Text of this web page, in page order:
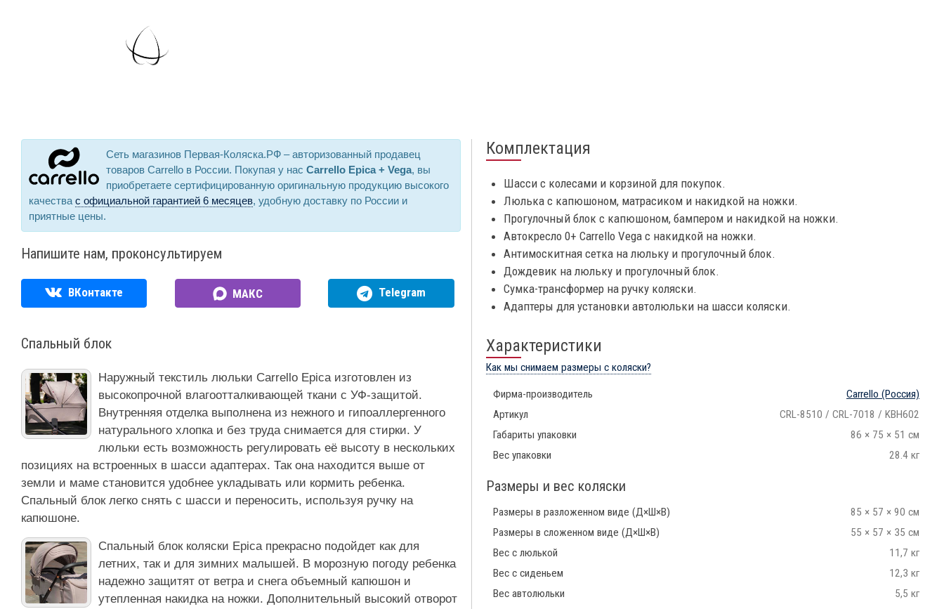
Сеть магазинов Первая-Коляска.РФ – авторизованный продавец
товаров Carrello в России. Покупая у нас Carrello Epica + Vega, вы
приобретаете сертифицированную оригинальную продукцию высокого
качества с официальной гарантией 6 месяцев, удобную доставку по России и
приятные цены.
Напишите нам, проконсультируем
ВКонтакте МАКС Telegram
Спальный блок
Наружный текстиль люльки Carrello Epica изготовлен из
высокопрочной влагоотталкивающей ткани с УФ-защитой.
Внутренняя отделка выполнена из нежного и гипоаллергенного
натурального хлопка и без труда снимается для стирки. У
люльки есть возможность регулировать её высоту в нескольких
позициях на встроенных в шасси адаптерах. Так она находится выше от
земли и маме становится удобнее укладывать или кормить ребенка.
Спальный блок легко снять с шасси и переносить, используя ручку на
капюшоне.
Спальный блок коляски Epica прекрасно подойдет как для
летних, так и для зимних малышей. В морозную погоду ребенка
надежно защитят от ветра и снега объемный капюшон и
утепленная накидка на ножки. Дополнительный высокий отворот
Комплектация
Шасси с колесами и корзиной для покупок.
Люлька с капюшоном, матрасиком и накидкой на ножки.
Прогулочный блок с капюшоном, бампером и накидкой на ножки.
Автокресло 0+ Carrello Vega с накидкой на ножки.
Антимоскитная сетка на люльку и прогулочный блок.
Дождевик на люльку и прогулочный блок.
Сумка-трансформер на ручку коляски.
Адаптеры для установки автолюльки на шасси коляски.
Характеристики
Как мы снимаем размеры с коляски?
Фирма-производитель Carrello (Россия)
Артикул
CRL-8510 / CRL-7018 / KBH602
Габариты упаковки
86 × 75 × 51 см
Вес упаковки
28.4 кг
Размеры и вес коляски
Размеры в разложенном виде (Д×Ш×В)
85 × 57 × 90 см
Размеры в сложенном виде (Д×Ш×В)
55 × 57 × 35 см
Вес с люлькой
11,7 кг
Вес с сиденьем
12,3 кг
Вес автолюльки
5,5 кг